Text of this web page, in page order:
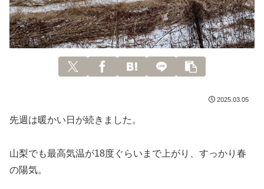
2025.03.05
先週は暖かい日が続きました。
山梨でも最高気温が18度ぐらいまで上がり、すっかり春
の陽気。